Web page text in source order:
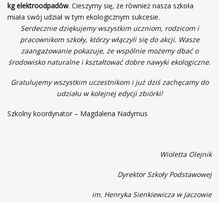
kg elektroodpadów. Cieszymy się, że również nasza szkoła
miała swój udział w tym ekologicznym sukcesie.
Serdecznie dziękujemy wszystkim uczniom, rodzicom i
pracownikom szkoły, którzy włączyli się do akcji. Wasze
zaangażowanie pokazuje, że wspólnie możemy dbać o
środowisko naturalne i kształtować dobre nawyki ekologiczne.
Gratulujemy wszystkim uczestnikom i już dziś zachęcamy do
udziału w kolejnej edycji zbiórki!
Szkolny koordynator – Magdalena Nadymus
Wioletta Olejnik
Dyrektor Szkoły Podstawowej
im. Henryka Sienkiewicza w Jaczowie